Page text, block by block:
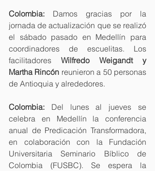
Colombia: Damos gracias por la
jornada de actualización que se realizó
el sábado pasado en Medellín para
coordinadores de escuelitas. Los
facilitadores Wilfredo Weigandt y
Martha Rincón reunieron a 50 personas
de Antioquia y alrededores.
Colombia: Del lunes al jueves se
celebra en Medellín la conferencia
anual de Predicación Transformadora,
en colaboración con la Fundación
Universitaria Seminario Bíblico de
Colombia (FUSBC). Se espera la